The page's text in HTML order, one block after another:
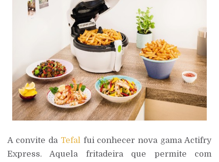
A convite da Tefal fui conhecer nova gama Actifry
Express. Aquela fritadeira que permite com